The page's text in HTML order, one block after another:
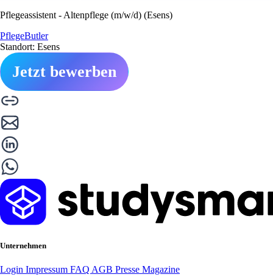
Pflegeassistent - Altenpflege (m/w/d) (Esens)
PflegeButler
Standort: Esens
Jetzt bewerben
Unternehmen
Login Impressum FAQ AGB Presse Magazine